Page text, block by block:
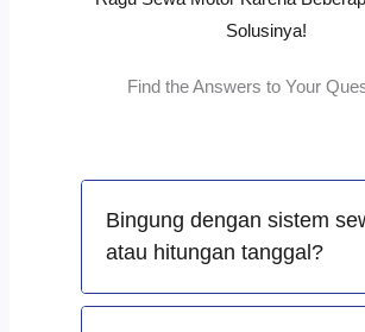
Solusinya!
Find the Answers to Your
Bingung dengan sistem
atau hitungan tanggal?